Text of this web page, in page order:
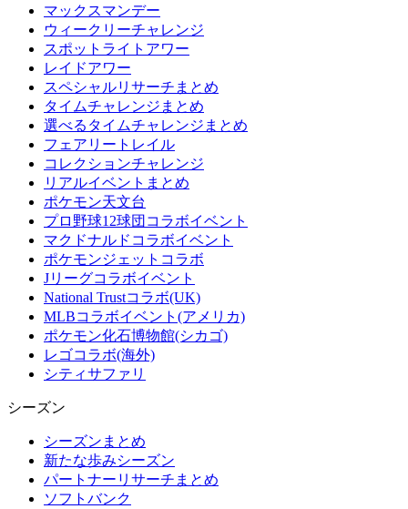
マックスマンデー
ウィークリーチャレンジ
スポットライトアワー
レイドアワー
スペシャルリサーチまとめ
タイムチャレンジまとめ
選べるタイムチャレンジまとめ
フェアリートレイル
コレクションチャレンジ
リアルイベントまとめ
ポケモン天文台
プロ野球12球団コラボイベント
マクドナルドコラボイベント
ポケモンジェットコラボ
Jリーグコラボイベント
National Trustコラボ(UK)
MLBコラボイベント(アメリカ)
ポケモン化石博物館(シカゴ)
レゴコラボ(海外)
シティサファリ
シーズン
シーズンまとめ
新たな歩みシーズン
パートナーリサーチまとめ
ソフトバンク